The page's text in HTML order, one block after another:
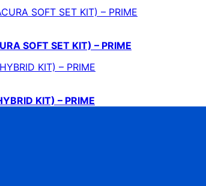
SOFT SET KIT) – PRIME
KIT) – PRIME